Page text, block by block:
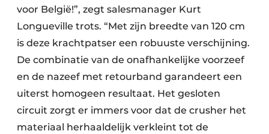
Metaalrecyclage
Papierafval
Textielrecyclage
voor België!”, zegt salesmanager Kurt
Longueville trots. “Met zijn breedte van 120 cm
is deze krachtpatser een robuuste verschijning.
De combinatie van de onafhankelijke voorzeef
en de nazeef met retourband garandeert een
uiterst homogeen resultaat. Het gesloten
circuit zorgt er immers voor dat de crusher het
materiaal herhaaldelijk verkleint tot de